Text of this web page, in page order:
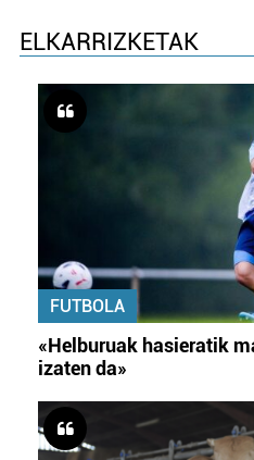
ELKARRIZKETAK
FUTBOLA
«Helburuak hasieratik
izaten da»